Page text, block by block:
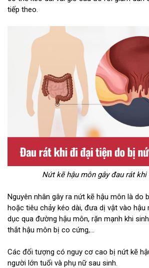
tiếp theo.
Nứt kẽ hậu môn gây đau rát
Nguyên nhân gây ra nứt kẽ hậu môn là do
hoặc tiêu chảy kéo dài, đưa dị vật vào hậu
dục qua đường hậu môn, rặn mạnh khi
thắt hậu môn bị co cứng,...
Các đối tượng có nguy cơ cao bị nứt kẽ
người lớn tuổi và phụ nữ sau sinh.